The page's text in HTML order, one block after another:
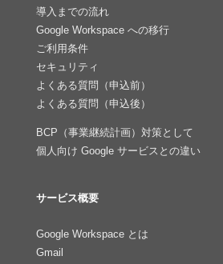
導入までの流れ
Google Workspace への移行
ご利用条件
セキュリティ
よくある質問（申込前）
よくある質問（申込後）
BCP（事業継続計画）対策として
個人向け Google サービスとの違い
サービス概要
Google Workspace とは
Gmail